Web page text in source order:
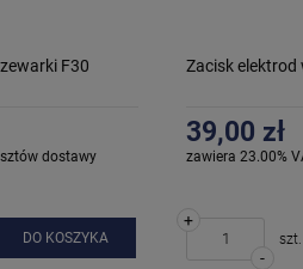
F30
dostawy
DO KOSZYKA
Zacisk
39,00 zł
zawiera 23.00%
-
+
szt.